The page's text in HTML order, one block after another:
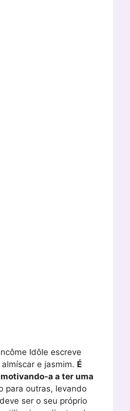
Idôle escreve
e jasmim. É
a a ter uma
para outras, levando
ser o seu próprio